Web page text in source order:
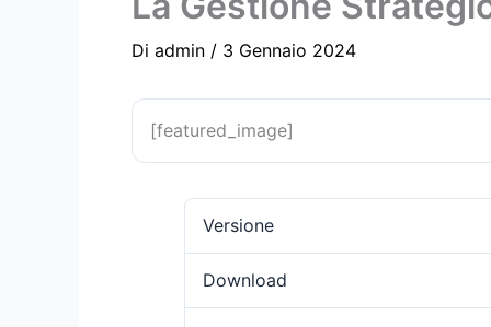
Di admin / 3 Gennaio 2024
[featured_image]
Versione
Download